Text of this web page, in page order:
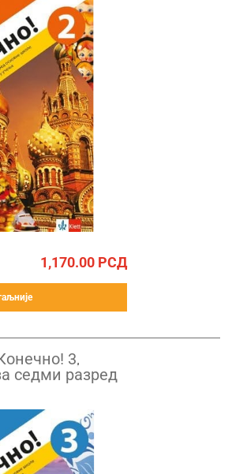
1,170.00 РСД
3,
седми разред